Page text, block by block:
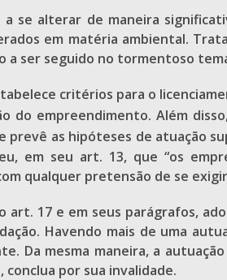
se alterar de maneira
em matéria ambiental.
ser seguido no tormentoso
critérios para o
do empreendimento. Além
prevê as hipóteses de atuação
em seu art. 13, que “os
qualquer pretensão de se
art. 17 e em seus parágrafos,
Havendo mais de uma
Da mesma maneira, a
por sua invalidade.